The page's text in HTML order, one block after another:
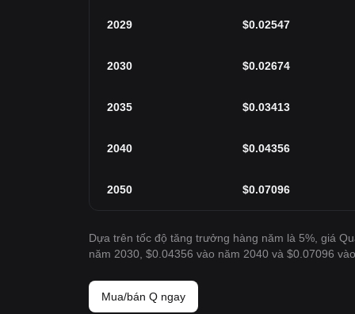
2029 $0.02547
2030 $0.02674
2035 $0.03413
2040 $0.04356
2050 $0.07096
Dựa trên tốc độ tăng trưởng hàng năm là 5%, giá
năm 2030, $0.04356 vào năm 2040 và $0.07096
Mua/bán Q ngay